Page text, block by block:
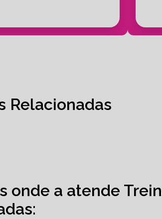
Relacionadas
onde a atende